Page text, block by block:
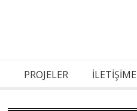
PROJELER